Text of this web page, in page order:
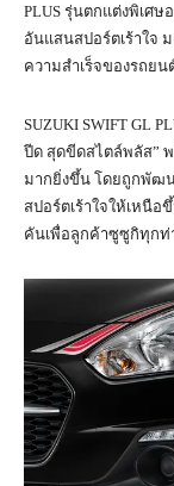
PLUS รุ่นตกแต่งพิเศ
อันแสนสปอร์ตเร้าใจ
ความสำเร็จของรถย
SUZUKI SWIFT GL
ปีด สุดขีดสไตล์พลัส”
มากยิ่งขึ้น โดยถูกพัฒน
สปอร์ตเร้าใจให้เหนื
คันเพื่อลูกค้าซูซูกิทุกท่